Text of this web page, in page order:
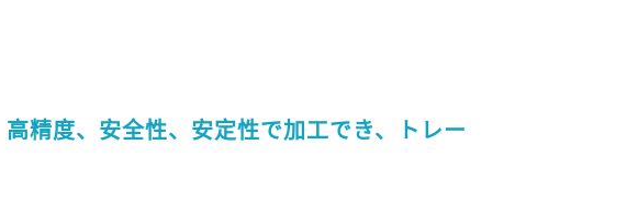
精度、安全性、安定性で加工でき、トレー